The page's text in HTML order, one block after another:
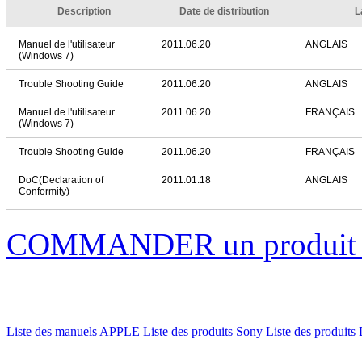
Description Date de distribution
Manuel de l'utilisateur
(Windows 7)
2011.06.20 ANGLAIS
Trouble Shooting Guide 2011.06.20 ANGLAIS
Manuel de l'utilisateur
(Windows 7)
2011.06.20 FRANÇAIS
Trouble Shooting Guide 2011.06.20 FRANÇAIS
DoC(Declaration of
Conformity)
2011.01.18 ANGLAIS
COMMANDER un
Liste des manuels APPLE Liste des produits Sony Liste des produits